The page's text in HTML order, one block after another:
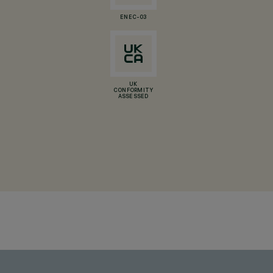
ENEC-03
UK
CONFORMITY
ASSESSED